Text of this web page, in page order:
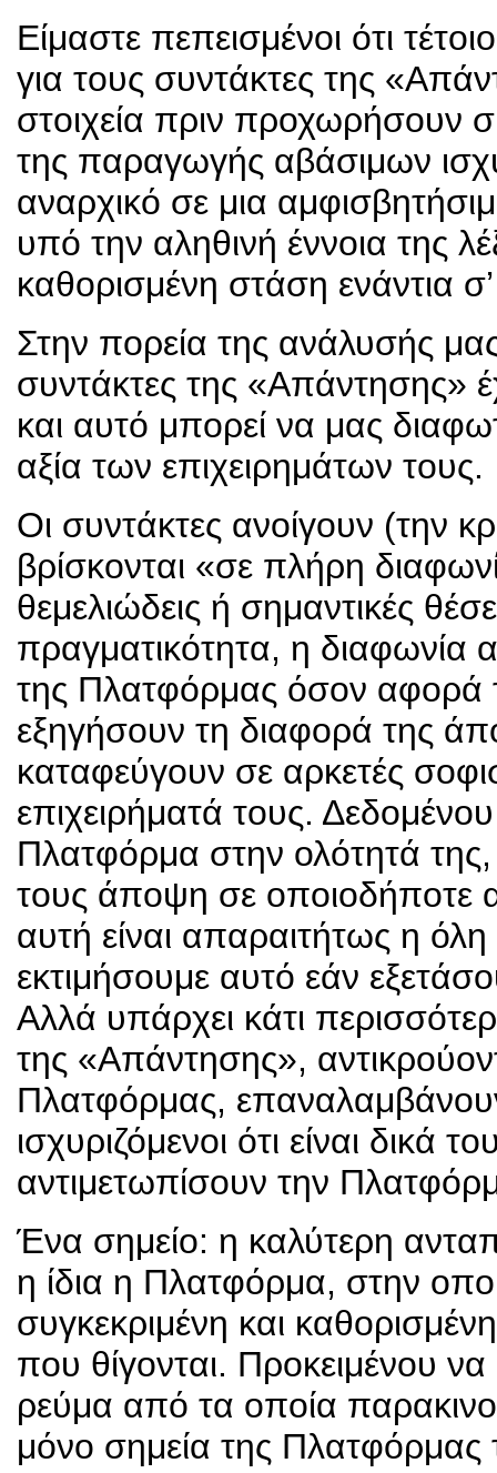
Είμαστε πεπεισμένοι ότι
για τους συντάκτες της
στοιχεία πριν προχωρήσουν
της παραγωγής αβάσιμων
αναρχικό σε μια
υπό την αληθινή έννοια της
καθορισμένη στάση ενάντια
Στην πορεία της ανάλυσής
συντάκτες της «Απάντησης»
και αυτό μπορεί να μας
αξία των επιχειρημάτων τους.
Οι συντάκτες ανοίγουν (την
βρίσκονται «σε πλήρη
θεμελιώδεις ή σημαντικές
πραγματικότητα, η διαφωνία
της Πλατφόρμας όσον αφορά
εξηγήσουν τη διαφορά της
καταφεύγουν σε αρκετές
επιχειρήματά τους.
Πλατφόρμα στην ολότητά
τους άποψη σε οποιοδήποτε
αυτή είναι απαραιτήτως η
εκτιμήσουμε αυτό εάν
Αλλά υπάρχει κάτι
της «Απάντησης»,
Πλατφόρμας,
ισχυριζόμενοι ότι είναι δικά
αντιμετωπίσουν την
Ένα σημείο: η καλύτερη
η ίδια η Πλατφόρμα, στην
συγκεκριμένη και
που θίγονται. Προκειμένου
ρεύμα από τα οποία
μόνο σημεία της Πλατφόρμας